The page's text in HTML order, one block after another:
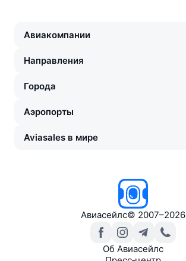
Авиакомпании
Направления
Города
Аэропорты
Aviasales в мире
Авиасейлс© 2007–2026
Об Авиасейлс